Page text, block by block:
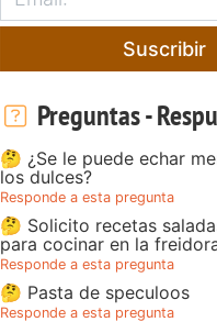
Suscribir
Preguntas -
🤔 ¿Se le puede echar
los dulces?
Responde a esta pregunta
🤔 Solicito recetas
para cocinar en la
Responde a esta pregunta
🤔 Pasta de speculoos
Responde a esta pregunta